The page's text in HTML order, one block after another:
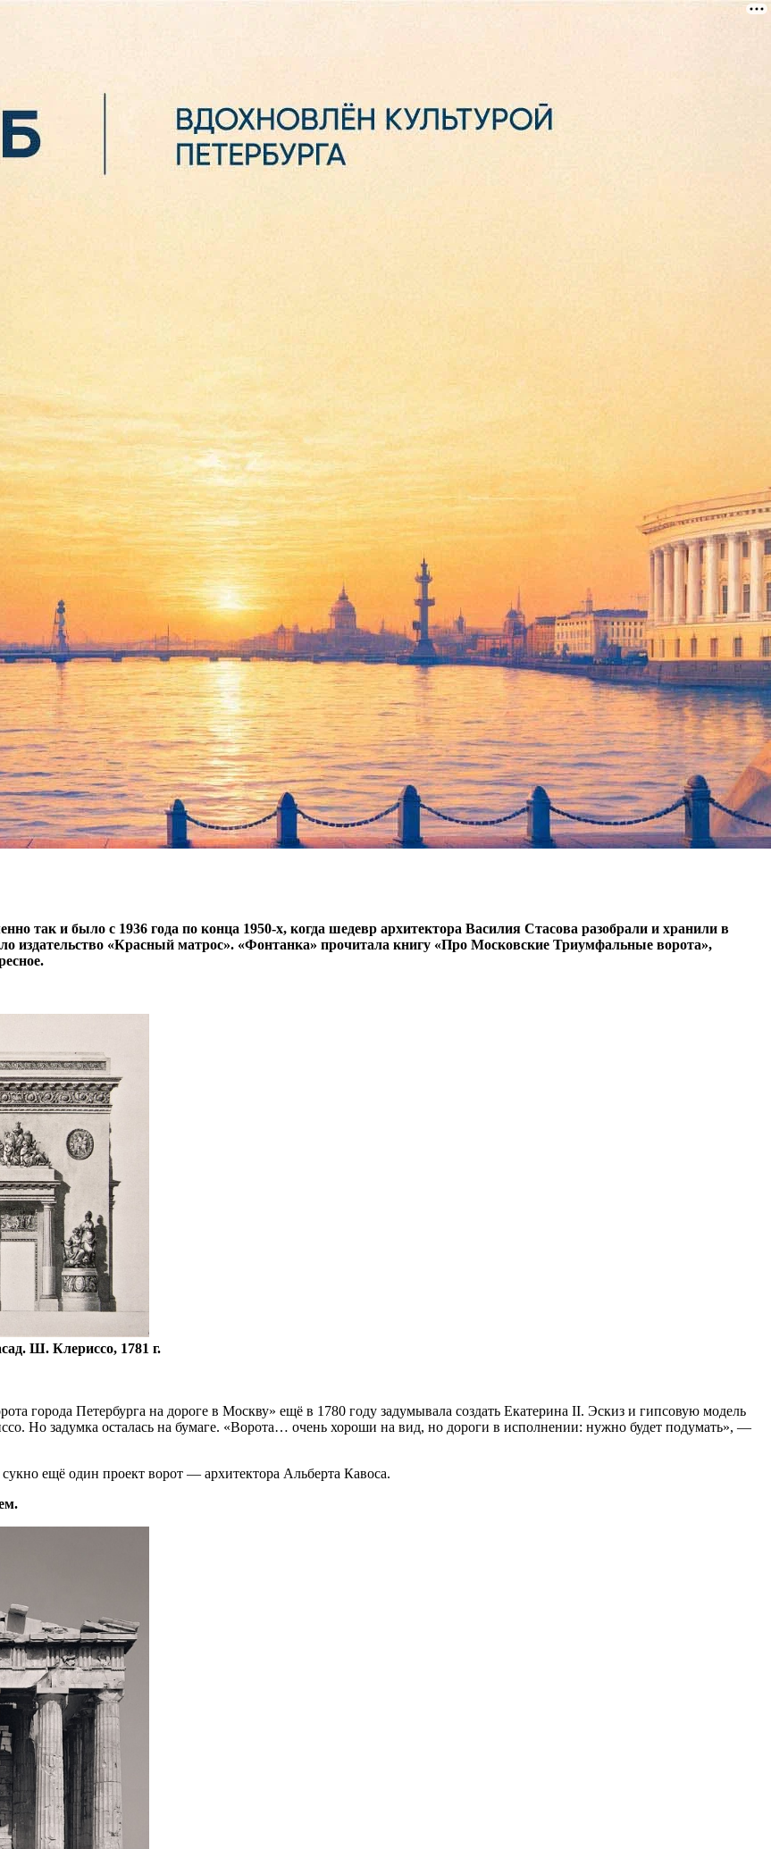
ворот: Как памятник архитектуры снесли и собрали по
так и было с 1936 года по конца 1950-х, когда шедевр архитектора Василия Стасова разобрали и хранили в
издательство «Красный матрос». «Фонтанка» прочитала книгу «Про Московские Триумфальные ворота»,
Ш. Клериссо, 1781 г.
города Петербурга на дороге в Москву» ещё в 1780 году задумывала создать Екатерина II. Эскиз и гипсовую модель
Но задумка осталась на бумаге. «Ворота… очень хороши на вид, но дороги в исполнении: нужно будет подумать», —
ещё один проект ворот — архитектора Альберта Кавоса.